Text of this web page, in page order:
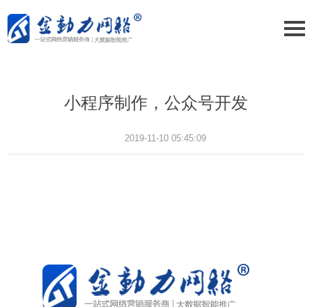
小程序制作，公众号开发
2019-11-10 05:45:09